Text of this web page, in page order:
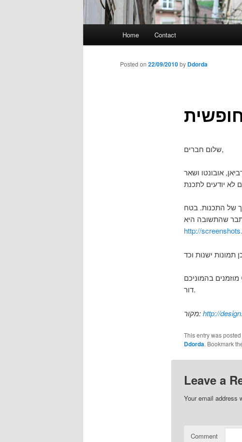
Home Contact
Posted on 22/09/2010by Ddorda
שלום חברים,
אובונטו ושאר
של התכנות. בטח
שהתשובה היא
http://
דור.
מקור:http://
This entry was posted
Ddorda. Bookmark
Leave a
Your email address
Comment